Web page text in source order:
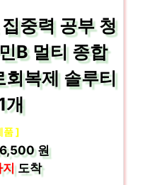
중력 공부 청
B 멀티 종합
회복제 솔루티
개
품 ]
원
지도착